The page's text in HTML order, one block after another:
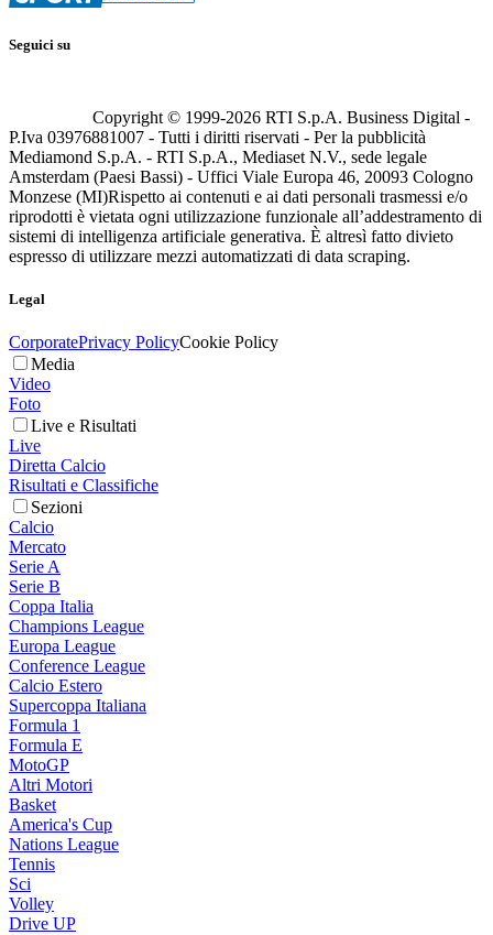
Seguici su
Copyright © 1999-2026 RTI S.p.A. Business Digital -
P.Iva 03976881007 - Tutti i diritti riservati - Per la pubblicità
Mediamond S.p.A. - RTI S.p.A., Mediaset N.V., sede legale
Amsterdam (Paesi Bassi) - Uffici Viale Europa 46, 20093 Cologno
Monzese (MI)Rispetto ai contenuti e ai dati personali trasmessi e/o
riprodotti è vietata ogni utilizzazione funzionale all’addestramento di
sistemi di intelligenza artificiale generativa. È altresì fatto divieto
espresso di utilizzare mezzi automatizzati di data scraping.
Legal
CorporatePrivacy PolicyCookie Policy
Media
Video
Foto
Live e Risultati
Live
Diretta Calcio
Risultati e Classifiche
Sezioni
Calcio
Mercato
Serie A
Serie B
Coppa Italia
Champions League
Europa League
Conference League
Calcio Estero
Supercoppa Italiana
Formula 1
Formula E
MotoGP
Altri Motori
Basket
America's Cup
Nations League
Tennis
Sci
Volley
Drive UP